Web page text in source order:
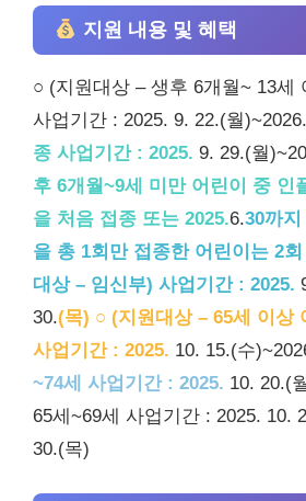
지원 내용 및 혜택
○ (지원대상 – 생후 6개월~ 13세
사업기간 : 2025. 9. 22.(월
종 사업기간 : 2025. 9. 29.(월
후 6개월~9세 미만 어린이 중 인
을 처음 접종 또는 2025.6.30까
을 총 1회만 접종한 어린이는 2
대상 – 임신부) 사업기간 : 2025.
30.(목) ○ (지원대상 – 65세 이상
사업기간 : 2025. 10. 15.(수
~74세 사업기간 : 2025. 10. 20.(
65세~69세 사업기간 : 2025. 10.
30.(목)